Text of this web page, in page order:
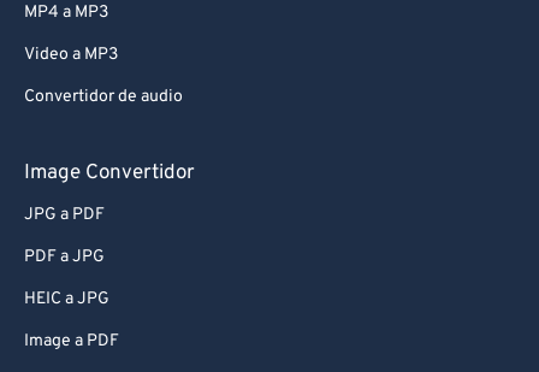
MP4 a MP3
Video a MP3
Convertidor de audio
Image Convertidor
JPG a PDF
PDF a JPG
HEIC a JPG
Image a PDF